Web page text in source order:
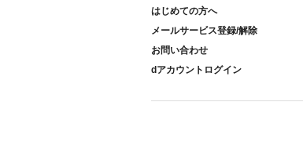
はじめての方へ
メールサービス登録/解除
お問い合わせ
dアカウントログイン